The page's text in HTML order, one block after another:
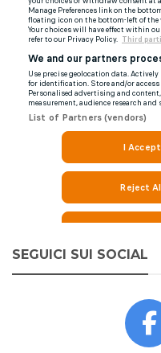
SEGUICI SUI SOCIAL